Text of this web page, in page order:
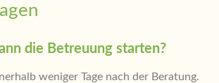
die Betreuung starten?
weniger Tage nach der Beratung.